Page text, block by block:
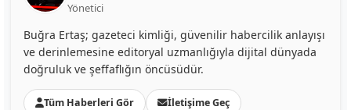
Yönetici
Buğra Ertaş; gazeteci kimliği, güvenilir habercilik anlayışı
ve derinlemesine editoryal uzmanlığıyla dijital dünyada
doğruluk ve şeffaflığın öncüsüdür.
Tüm Haberleri Gör İletişime Geç